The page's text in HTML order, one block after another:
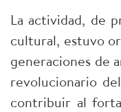
La actividad, de
cultural, estuvo
generaciones de
revolucionario
contribuir al